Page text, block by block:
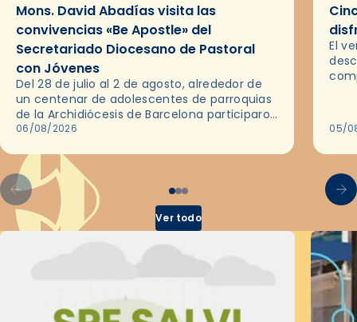
Mons. David Abadías visita las
convivencias «Be Apostle» del
Secretariado Diocesano de Pastoral
con Jóvenes
Del 28 de julio al 2 de agosto, alrededor de
un centenar de adolescentes de parroquias
de la Archidiócesis de Barcelona participaron
en las convivencias Be Apostle, organizadas
06/08/2026
El
05/
Ver todo